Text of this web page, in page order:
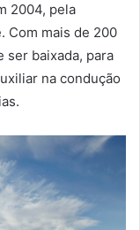
2004, pela
Com mais de 200
ser baixada, para
na condução